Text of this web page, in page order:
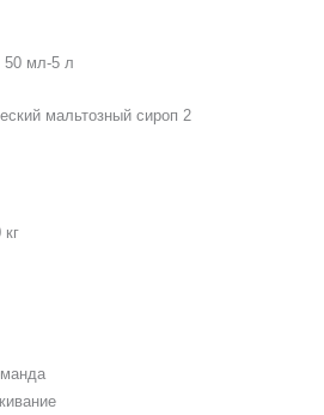
50 мл-5 л
кг